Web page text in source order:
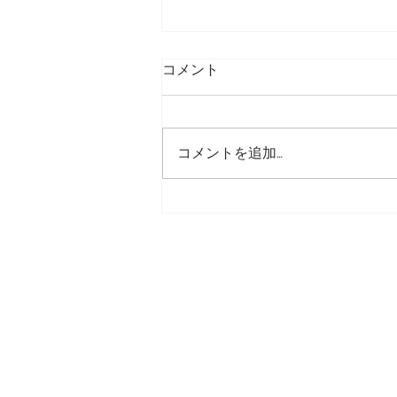
ひまわり撮影会2020開催
コメント
コメントを追加…